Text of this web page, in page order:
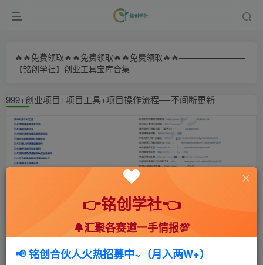
🔥🔥免费领取🔥🔥免费领取🔥🔥免费领取🔥🔥————————
【铭创学社】创业工具宝库合集
999+创业项目+项目工具+项目操作流程—-不间断更新
首页 🍻会员专享 🆓网创项目 正文
👉铭创学社👈
🔔汇聚各赛道一手情报💯
📢 铭创合伙人火热招募中~（月入两W+）